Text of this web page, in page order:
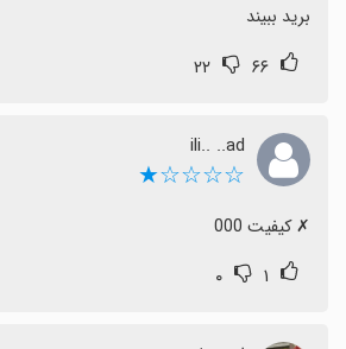
برید ببیند
۶۶ ۲۲
ili.. ..ad
☆☆☆☆★
‏✗ کیفیت 000
۱ ۰